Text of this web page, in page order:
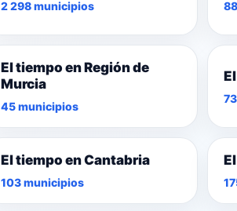
2 298 municipios
El tiempo en Región de
Murcia
45 municipios
El tiempo en Cantabria
103 municipios